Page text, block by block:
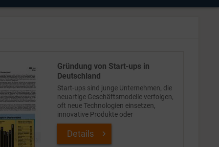
Gründung von Start-ups in
Deutschland
Start-ups sind junge Unternehmen, die
neuartige Geschäftsmodelle verfolgen,
oft neue Technologien einsetzen,
innovative Produkte oder
Dienstleistungen anbieten und damit
neue Märkte erschließen wollen. Sie sind
Details